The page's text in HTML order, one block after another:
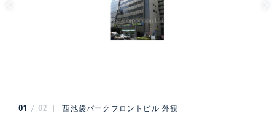
01 02 西池袋パークフロントビル 外観